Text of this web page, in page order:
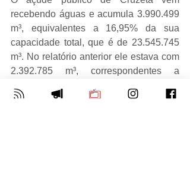
recebendo águas e acumula 3.990.499
m³, equivalentes a 16,95% da sua
capacidade total, que é de 23.545.745
m³. No relatório anterior ele estava com
2.392.785 m³, correspondentes a
Notícias